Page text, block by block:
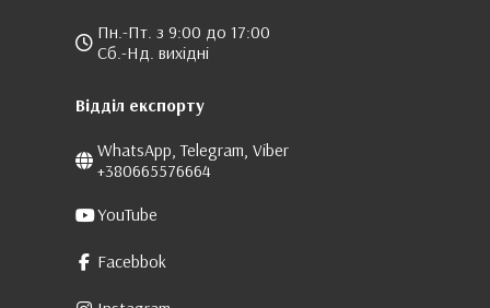
Пн.-Пт. з 9:00 до 17:00
Сб.-Нд. вихідні
Відділ експорту
WhatsApp, Telegram, Viber
+380665576664
YouTube
Facebbok